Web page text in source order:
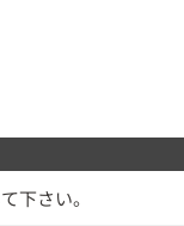
下さい。